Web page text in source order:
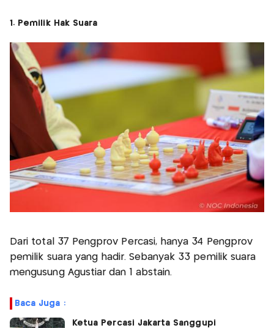
1. Pemilik Hak Suara
Dari total 37 Pengprov Percasi, hanya 34 Pengprov
pemilik suara yang hadir. Sebanyak 33 pemilik suara
mengusung Agustiar dan 1 abstain.
Baca Juga :
Ketua Percasi Jakarta Sanggupi